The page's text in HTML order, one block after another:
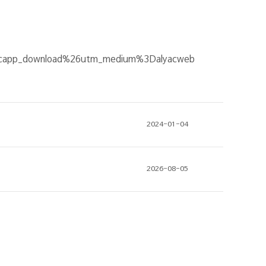
2024-01-04
2026-08-05